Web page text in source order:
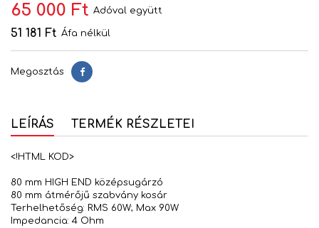
65 000 Ft Adóval együtt
51 181 Ft Áfa nélkül
Megosztás Megosztás
LEÍRÁS TERMÉK RÉSZLETEI
<!HTML KOD>
80 mm HIGH END középsugárzó
80 mm átmérőjű szabvány kosár
Terhelhetőség: RMS 60W; Max 90W
Impedancia: 4 Ohm